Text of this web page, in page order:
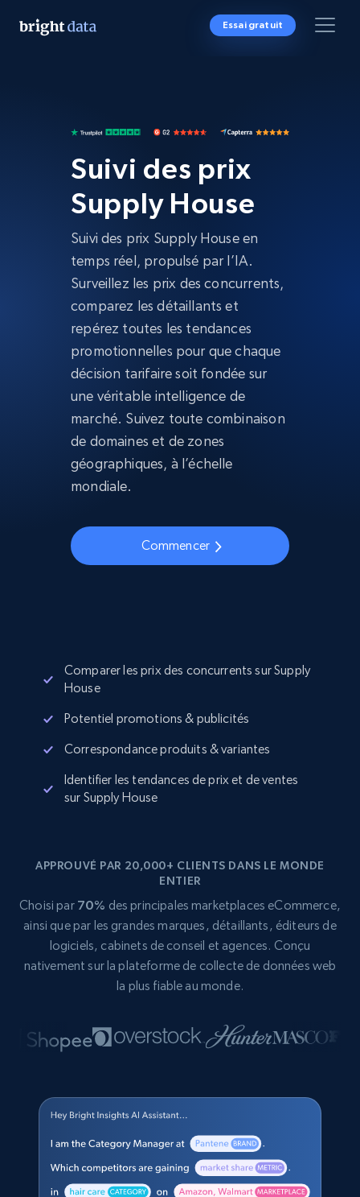
Essai gratuit
Suivi des prix
Supply House
Suivi des prix Supply House en
temps réel, propulsé par l’IA.
Surveillez les prix des concurrents,
comparez les détaillants et
repérez toutes les tendances
promotionnelles pour que chaque
décision tarifaire soit fondée sur
une véritable intelligence de
marché. Suivez toute combinaison
de domaines et de zones
géographiques, à l’échelle
mondiale.
Commencer
Comparer les prix des concurrents sur Supply
House
Potentiel promotions & publicités
Correspondance produits & variantes
Identifier les tendances de prix et de ventes
sur Supply House
APPROUVÉ PAR 20,000+ CLIENTS DANS LE MONDE
ENTIER
Choisi par 70% des principales marketplaces eCommerce,
ainsi que par les grandes marques, détaillants, éditeurs de
logiciels, cabinets de conseil et agences. Conçu
nativement sur la plateforme de collecte de données web
la plus fiable au monde.